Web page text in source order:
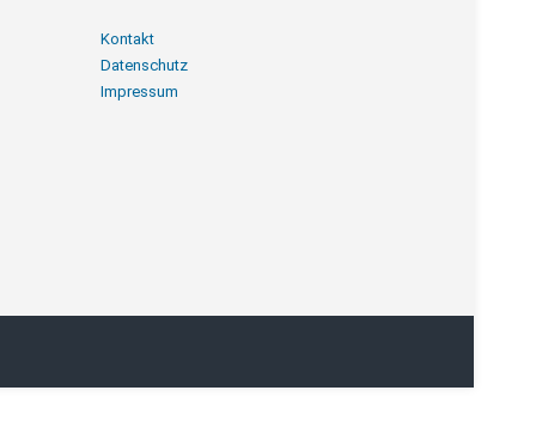
Navigation
überspringen
Kontakt
Datenschutz
Impressum